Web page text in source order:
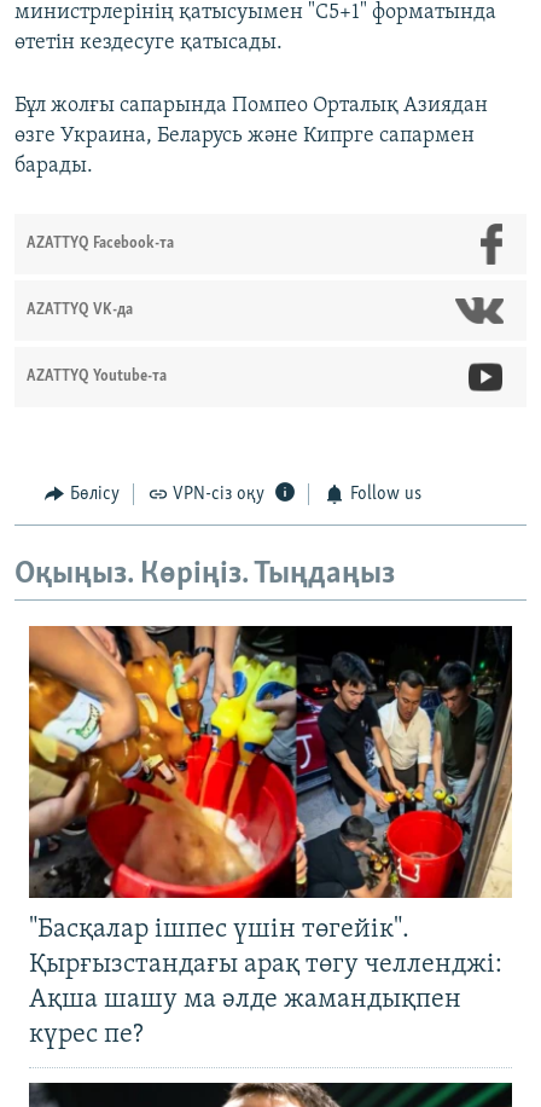
министрлерінің қатысуымен "С5+1" форматында
өтетін кездесуге қатысады.
Бұл жолғы сапарында Помпео Орталық Азиядан
өзге Украина, Беларусь және Кипрге сапармен
барады.
AZATTYQ Facebook-та
AZATTYQ VK-да
AZATTYQ Youtube-та
Бөлісу VPN-сіз оқу Follow us
Оқыңыз. Көріңіз. Тыңдаңыз
"Басқалар ішпес үшін төгейік".
Қырғызстандағы арақ төгу челленджі:
Ақша шашу ма әлде жамандықпен
күрес пе?